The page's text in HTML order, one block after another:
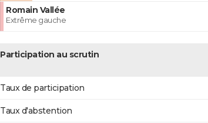
Romain Vallée
Extrême gauche
Participation au scrutin
Taux de participation
Taux d'abstention